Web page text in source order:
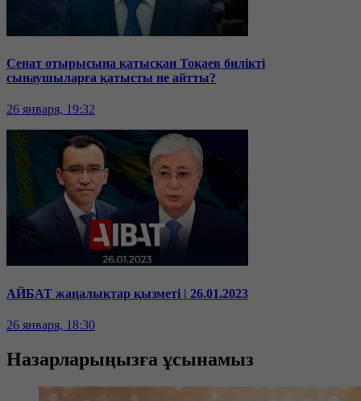
Сенат отырысына қатысқан Тоқаев билікті
сынаушыларға қатысты не айтты?
26 января, 19:32
АЙБАТ жаңалықтар қызметі | 26.01.2023
26 января, 18:30
Назарларыңызға ұсынамыз